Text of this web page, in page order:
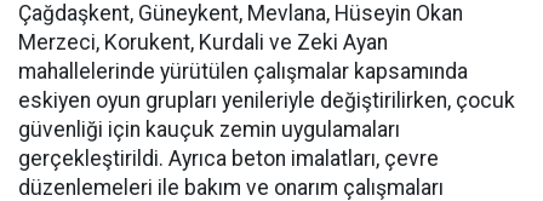
Çağdaşkent, Güneykent, Mevlana, Hüseyin Okan
Merzeci, Korukent, Kurdali ve Zeki Ayan
mahallelerinde yürütülen çalışmalar kapsamında
eskiyen oyun grupları yenileriyle değiştirilirken, çocuk
güvenliği için kauçuk zemin uygulamaları
gerçekleştirildi. Ayrıca beton imalatları, çevre
düzenlemeleri ile bakım ve onarım çalışmaları